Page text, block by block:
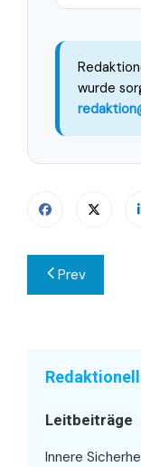
wurde
Prev
Leitbeiträge
Innere